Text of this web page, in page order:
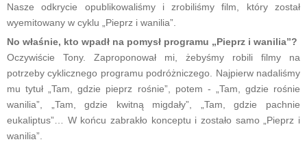
Nasze odkrycie opublikowaliśmy i zrobiliśmy film, który został
wyemitowany w cyklu „Pieprz i wanilia”.
No właśnie, kto wpadł na pomysł programu „Pieprz i wanilia”?
Oczywiście Tony. Zaproponował mi, żebyśmy robili filmy na
potrzeby cyklicznego programu podróżniczego. Najpierw nadaliśmy
mu tytuł „Tam, gdzie pieprz rośnie”, potem - „Tam, gdzie rośnie
wanilia”, „Tam, gdzie kwitną migdały”, „Tam, gdzie pachnie
eukaliptus”… W końcu zabrakło konceptu i zostało samo „Pieprz i
wanilia”.